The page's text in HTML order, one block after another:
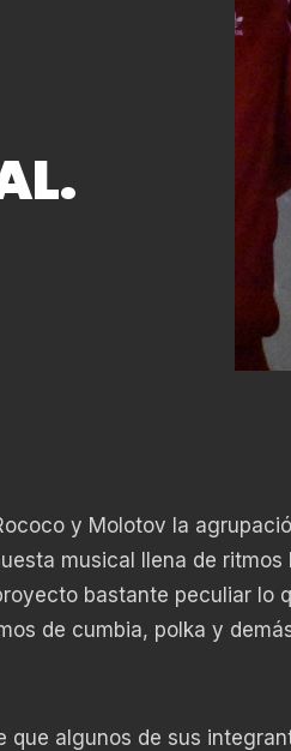
y Molotov la
musical llena de ritmos
bastante peculiar lo
de cumbia, polka y
que algunos de sus